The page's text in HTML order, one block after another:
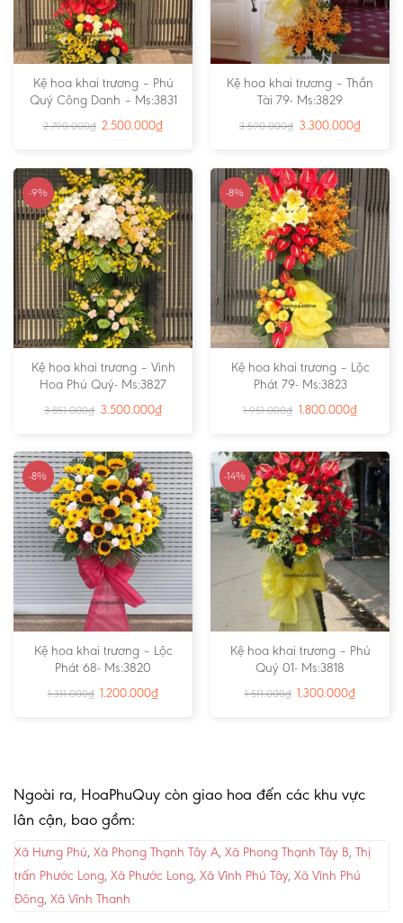
Kệ hoa khai trương – Phú
Quý Công Danh – Ms:3831
2.790.000₫ 2.500.000₫
Kệ hoa khai trương – Thần
Tài 79- Ms:3829
3.590.000₫ 3.300.000₫
-9%
Kệ hoa khai trương – Vinh
Hoa Phú Quý- Ms:3827
3.851.000₫ 3.500.000₫
-8%
Kệ hoa khai trương – Lộc
Phát 79- Ms:3823
1.951.000₫ 1.800.000₫
-8%
Kệ hoa khai trương – Lộc
Phát 68- Ms:3820
1.311.000₫ 1.200.000₫
-14%
Kệ hoa khai trương – Phú
Quý 01- Ms:3818
1.511.000₫ 1.300.000₫
Ngoài ra, HoaPhuQuy còn giao hoa đến các khu vực
lân cận, bao gồm:
Xã Hưng Phú, Xã Phong Thạnh Tây A, Xã Phong Thạnh Tây B, Thị
trấn Phước Long, Xã Phước Long, Xã Vĩnh Phú Tây, Xã Vĩnh Phú
Đông, Xã Vĩnh Thanh